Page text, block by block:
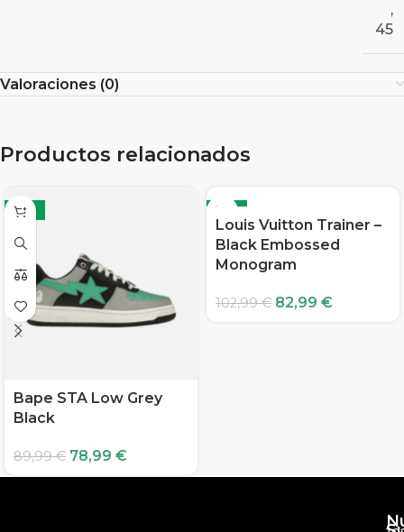
,
45
Valoraciones (0)
Productos relacionados
-12%
Bape STA Low Grey
Black
89,99€ 78,99 €
-19%
Louis Vuitton Trainer –
Black Embossed
Monogram
102,99€ 82,99 €